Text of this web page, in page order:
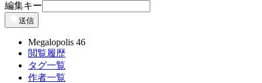
編集キー
送信
Megalopolis 46
閲覧履歴
タグ一覧
作者一覧